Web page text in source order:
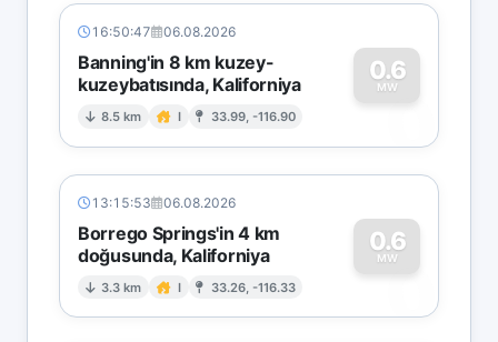
16:50:47 06.08.2026
Banning'in 8 km kuzey-
kuzeybatısında, Kaliforniya
8.5 km I 33.99, -116.90
0.6
MW
0
13:15:53 06.08.2026
Borrego Springs'in 4 km
doğusunda, Kaliforniya
3.3 km I 33.26, -116.33
0.6
MW
0